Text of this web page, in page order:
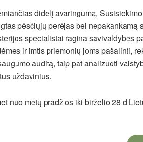
didelį avaringumą,
pėsčiųjų perėjas bei nepakankamą
specialistai ragina savivaldybes
ir imtis priemonių joms pašalinti,
auditą, taip pat analizuoti
uždavinius.
nuo metų pradžios iki birželio 28 d